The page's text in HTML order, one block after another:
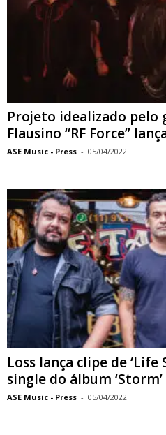
Projeto idealizado
Flausino “RF Force”
ASE Music - Press - 05/04/2022
Loss lança clipe de
single do álbum ‘Storm’
ASE Music - Press - 05/04/2022